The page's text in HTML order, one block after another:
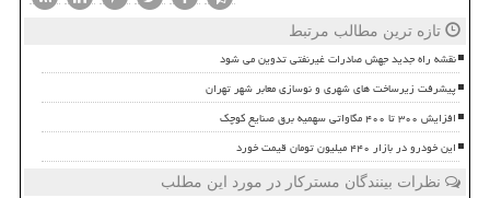
تازه ترین مطالب مرتبط
نقشه راه جدید جهش صادرات غیرنفتی تدوین می شود
پیشرفت زیرساخت های شهری و نوسازی معابر شهر تهران
افزایش ۳۰۰ تا ۴۰۰ مگاواتی سهمیه برق صنایع کوچک
این خودرو در بازار ۴۴۰ میلیون تومان قیمت خورد
نظرات بینندگان مسترکار در مورد این مطلب